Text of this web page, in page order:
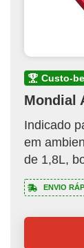
custo-
Mondial
Indicado
em
de 1,8L,
ENVIO